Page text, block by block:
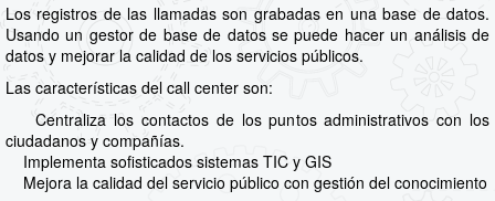
Los registros de las llamadas son grabadas en una base de datos.
Usando un gestor de base de datos se puede hacer un análisis de
datos y mejorar la calidad de los servicios públicos.
Las características del call center son:
Centraliza los contactos de los puntos administrativos con los
ciudadanos y compañías.
Implementa sofisticados sistemas TIC y GIS
Mejora la calidad del servicio público con gestión del conocimiento